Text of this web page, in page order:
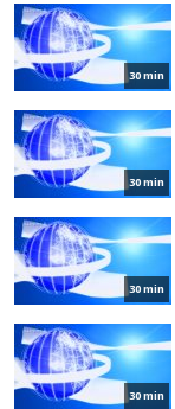
30 min
30 min
30 min
30 min